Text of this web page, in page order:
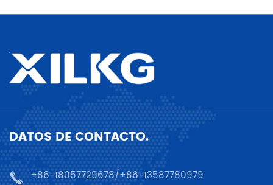
DATOS DE CONTACTO.
+86-18057729678/+86-13587780979